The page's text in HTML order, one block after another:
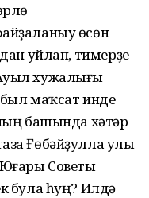
өсөн
уйлап, тимерҙе
хужалығы
был маҡсат инде
башында хәтәр
Ғөбәйҙулла улы
Советы
була һуң? Илдә